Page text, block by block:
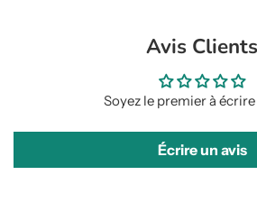
Avis Clients
Soyez le premier à
Écrire un avis